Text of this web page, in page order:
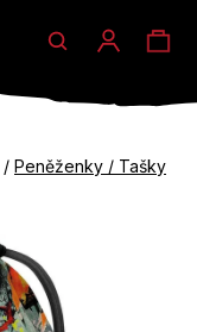
Hledat
/ Peněženky / Tašky